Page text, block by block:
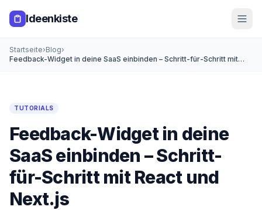
Ideenkiste
Startseite›Blog›
Feedback-Widget in deine SaaS einbinden – Schritt-für-Schritt mit
TUTORIALS
Feedback-Widget in deine
SaaS einbinden – Schritt-
für-Schritt mit React und
Next.js